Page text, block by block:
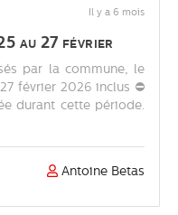
Il y a 6 mois
au 27 février
par la commune, le
février 2026 inclus ⛔
durant cette période.
Antoine Betas